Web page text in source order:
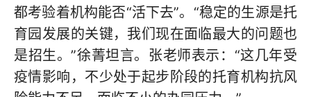
都考验着机构能否“活下去”。“稳定的生源是托
育园发展的关键，我们现在面临最大的问题也
是招生。”徐菁坦言。张老师表示：“这几年受
疫情影响，不少处于起步阶段的托育机构抗风